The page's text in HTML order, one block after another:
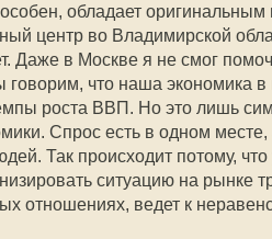
обладает
центр во Владимирской
Даже в Москве я не смог
что наша экономика в
роста ВВП. Но это лишь
Спрос есть в одном
Так происходит потому, что
ситуацию на рынке
отношениях, ведет к